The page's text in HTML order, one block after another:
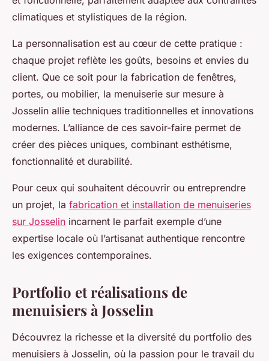
climatiques et stylistiques de la région.
La personnalisation est au cœur de cette pratique :
chaque projet reflète les goûts, besoins et envies du
client. Que ce soit pour la fabrication de fenêtres,
portes, ou mobilier, la menuiserie sur mesure à
Josselin allie techniques traditionnelles et innovations
modernes. L’alliance de ces savoir-faire permet de
créer des pièces uniques, combinant esthétisme,
fonctionnalité et durabilité.
Pour ceux qui souhaitent découvrir ou entreprendre
un projet, la fabrication et installation de menuiseries
sur Josselin incarnent le parfait exemple d’une
expertise locale où l’artisanat authentique rencontre
les exigences contemporaines.
Portfolio et réalisations de
menuisiers à Josselin
Découvrez la richesse et la diversité du portfolio des
menuisiers à Josselin, où la passion pour le travail du